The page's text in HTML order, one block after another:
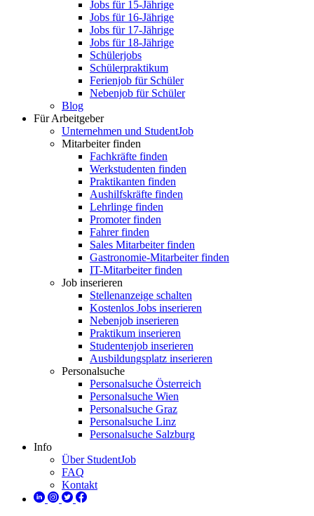
Jobs für 15-Jährige
Jobs für 16-Jährige
Jobs für 17-Jährige
Jobs für 18-Jährige
Schülerjobs
Schülerpraktikum
Ferienjob für Schüler
Nebenjob für Schüler
Blog
Für Arbeitgeber
Unternehmen und StudentJob
Mitarbeiter finden
Fachkräfte finden
Werkstudenten finden
Praktikanten finden
Aushilfskräfte finden
Lehrlinge finden
Promoter finden
Fahrer finden
Sales Mitarbeiter finden
Gastronomie-Mitarbeiter finden
IT-Mitarbeiter finden
Job inserieren
Stellenanzeige schalten
Kostenlos Jobs inserieren
Nebenjob inserieren
Praktikum inserieren
Studentenjob inserieren
Ausbildungsplatz inserieren
Personalsuche
Personalsuche Österreich
Personalsuche Wien
Personalsuche Graz
Personalsuche Linz
Personalsuche Salzburg
Info
Über StudentJob
FAQ
Kontakt